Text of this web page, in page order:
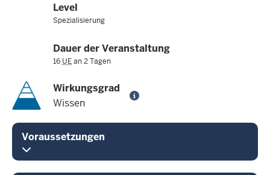
Level
Spezialisierung
Dauer der Veranstaltung
16 UEan 2 Tagen
Wirkungsgrad
Wissen
Voraussetzungen